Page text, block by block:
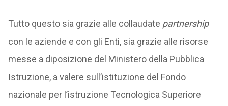
Tutto questo sia grazie alle collaudate partnership
con le aziende e con gli Enti, sia grazie alle risorse
messe a diposizione del Ministero della Pubblica
Istruzione, a valere sull’istituzione del Fondo
nazionale per l’istruzione Tecnologica Superiore